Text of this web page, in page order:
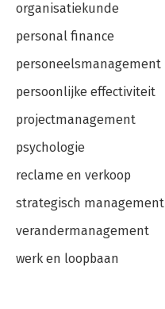
organisatiekunde
personal finance
personeelsmanagement
persoonlijke effectiviteit
projectmanagement
psychologie
reclame en verkoop
strategisch management
verandermanagement
werk en loopbaan